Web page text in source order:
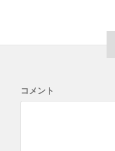
コメント